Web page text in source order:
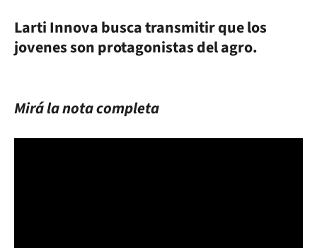
Larti Innova busca transmitir que los
jovenes son protagonistas del agro.
Mirá la nota completa